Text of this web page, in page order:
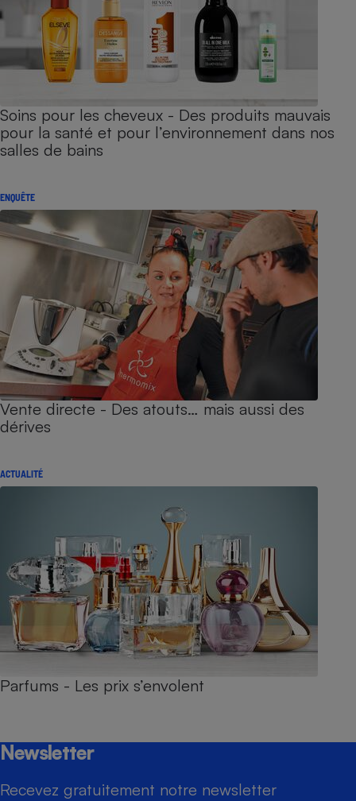
Soins pour les cheveux - Des produits mauvais
pour la santé et pour l’environnement dans nos
salles de bains
ENQUÊTE
Vente directe - Des atouts… mais aussi des
dérives
ACTUALITÉ
Parfums - Les prix s’envolent
Newsletter
Recevez gratuitement notre newsletter